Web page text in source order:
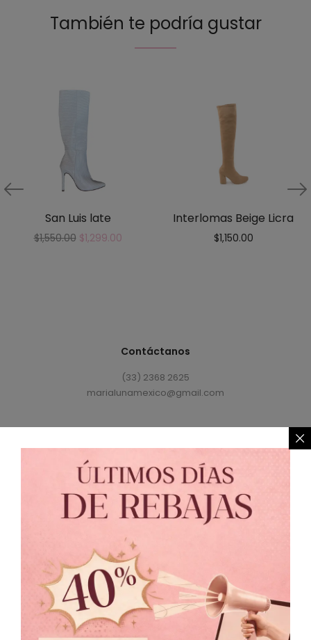
También te podría gustar
San Luis late
$1,550.00 $1,299.00
Interlomas Beige Licra
$1,150.00
Contáctanos
(33) 2368 2625
marialunamexico@gmail.com
Política de Privacidad // Política de Cambio
© 2021 MARIALUNA